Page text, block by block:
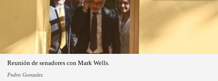
Reunión de senadores con Mark Wells.
Pedro Gonzalez